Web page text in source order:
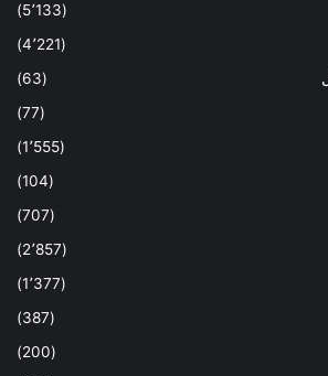
(5٬133)
(4٬221)
(63)
(77)
(1٬555)
(104)
(707)
(2٬857)
(1٬377)
(387)
(200)